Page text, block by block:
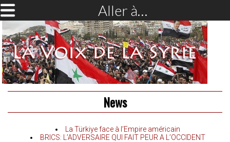
Aller à…
News
La Türkiye face à l’Empire américain
BRICS: L’ADVERSAIRE QUI FAIT PEUR A L’OCCIDENT